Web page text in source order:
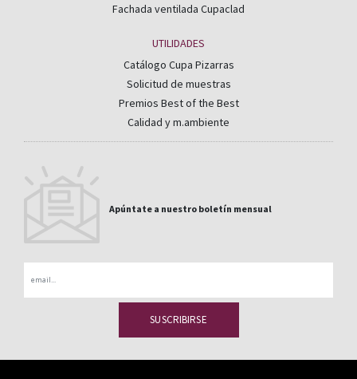
Fachada ventilada Cupaclad
UTILIDADES
Catálogo Cupa Pizarras
Solicitud de muestras
Premios Best of the Best
Calidad y m.ambiente
Apúntate a nuestro boletín mensual